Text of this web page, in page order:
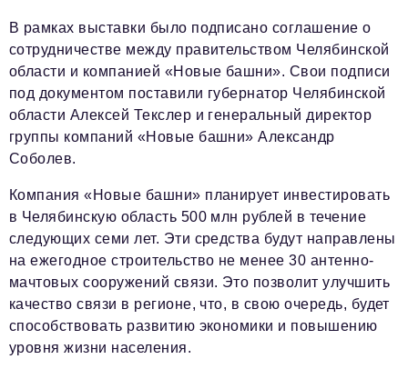
В рамках выставки было подписано соглашение о
сотрудничестве между правительством Челябинской
области и компанией «Новые башни». Свои подписи
под документом поставили губернатор Челябинской
области Алексей Текслер и генеральный директор
группы компаний «Новые башни» Александр
Соболев.
Компания «Новые башни» планирует инвестировать
в Челябинскую область 500 млн рублей в течение
следующих семи лет. Эти средства будут направлены
на ежегодное строительство не менее 30 антенно-
мачтовых сооружений связи. Это позволит улучшить
качество связи в регионе, что, в свою очередь, будет
способствовать развитию экономики и повышению
уровня жизни населения.